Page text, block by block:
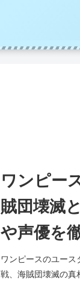
ワンピー
賊団壊滅
や声優を
ワンピースのユー
戦、海賊団壊滅の真